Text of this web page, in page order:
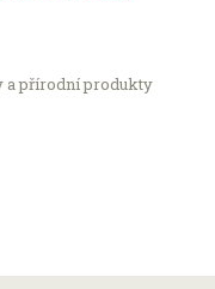
a přírodní produkty